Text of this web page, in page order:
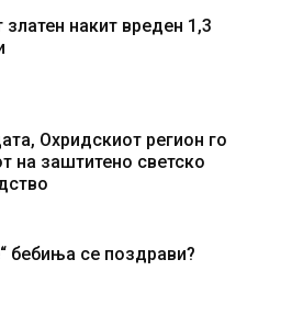
накит вреден 1,3
Охридскиот регион го
на заштитено светско
бебиња се поздрави?